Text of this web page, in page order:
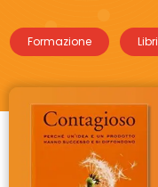
Formazione Libri